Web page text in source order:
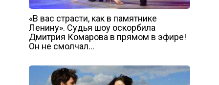
«В вас страсти, как в памятнике
Ленину». Судья шоу оскорбила
Дмитрия Комарова в прямом в эфире!
Он не смолчал…